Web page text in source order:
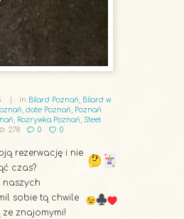
in Bilard Poznań
Bilard w
date Poznań
Poznań
Rozrywka Poznań Steel
278 0 0
rezerwację i nie
czas?
naszych
sobie tą chwile
znajomymi!